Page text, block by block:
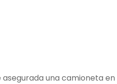
asegurada una camioneta